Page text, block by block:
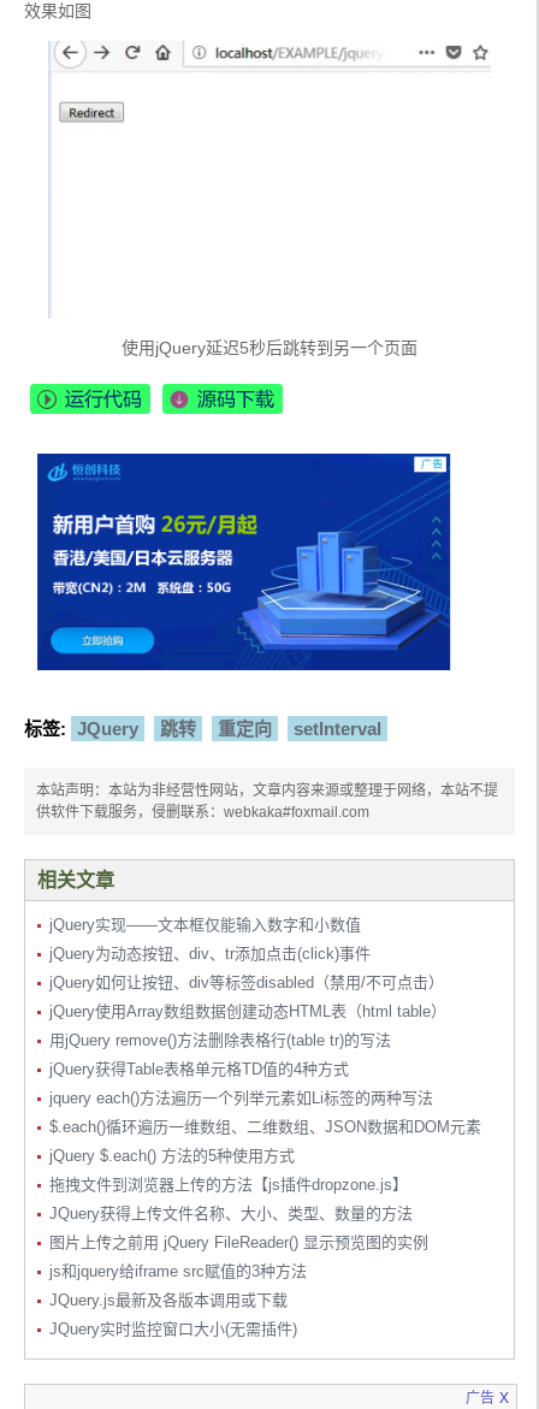
效果如图
使用jQuery延迟5秒后跳转到另一个页面
标签: JQuery 跳转 重定向 setInterval
本站声明：本站为非经营性网站，文章内容来源或整理于网络，本站不提
供软件下载服务，侵删联系：webkaka#foxmail.com
相关文章
jQuery实现——文本框仅能输入数字和小数值
jQuery为动态按钮、div、tr添加点击(click)事件
jQuery如何让按钮、div等标签disabled（禁用/不可点击）
jQuery使用Array数组数据创建动态HTML表（html table）
用jQuery remove()方法删除表格行(table tr)的写法
jQuery获得Table表格单元格TD值的4种方式
jquery each()方法遍历一个列举元素如Li标签的两种写法
$.each()循环遍历一维数组、二维数组、JSON数据和DOM元素
jQuery $.each() 方法的5种使用方式
拖拽文件到浏览器上传的方法【js插件dropzone.js】
JQuery获得上传文件名称、大小、类型、数量的方法
图片上传之前用 jQuery FileReader() 显示预览图的实例
js和jquery给iframe src赋值的3种方法
JQuery.js最新及各版本调用或下载
JQuery实时监控窗口大小(无需插件)
广告 x